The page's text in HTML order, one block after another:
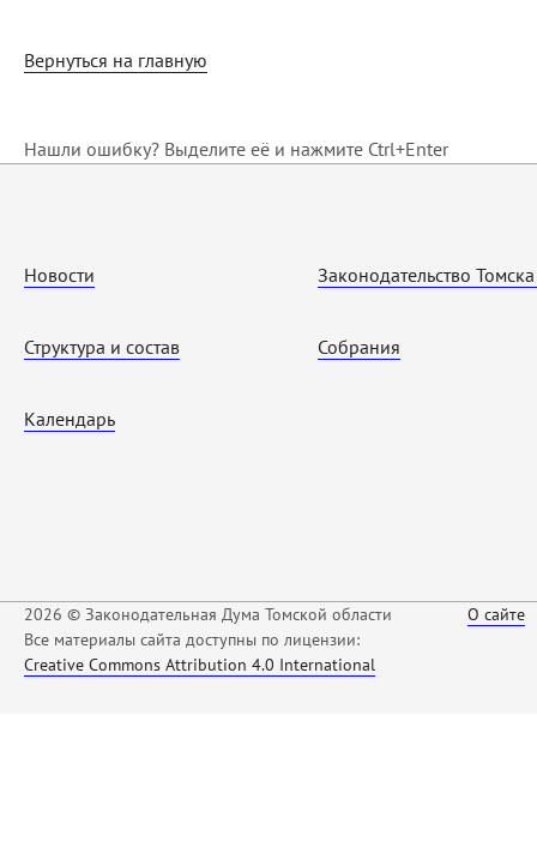
Вернуться на главную
Нашли ошибку? Выделите её и нажмите Ctrl+Enter
Новости
Структура и состав
Календарь
Законодательство
Собрания
2026 © Законодательная Дума Томской области
Все материалы сайта доступны по лицензии:
Creative Commons Attribution 4.0 International
О сайте